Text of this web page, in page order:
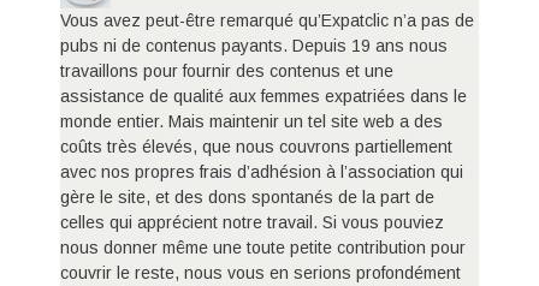
Vous avez peut-être remarqué qu’Expatclic n’a pas de
pubs ni de contenus payants. Depuis 19 ans nous
travaillons pour fournir des contenus et une
assistance de qualité aux femmes expatriées dans le
monde entier. Mais maintenir un tel site web a des
coûts très élevés, que nous couvrons partiellement
avec nos propres frais d’adhésion à l’association qui
gère le site, et des dons spontanés de la part de
celles qui apprécient notre travail. Si vous pouviez
nous donner même une toute petite contribution pour
couvrir le reste, nous vous en serions profondément